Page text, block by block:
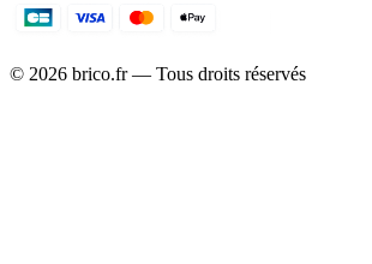
© 2026 brico.fr — Tous droits réservés